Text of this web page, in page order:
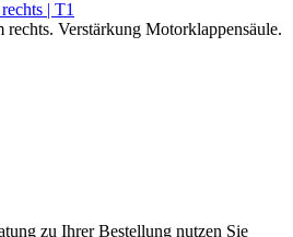
Verstärkung Motorklappensäule.
zu Ihrer Bestellung nutzen Sie